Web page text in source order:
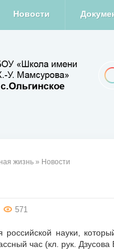
Новости
жизнь » Новости
571
российской науки,
час (кл. рук.